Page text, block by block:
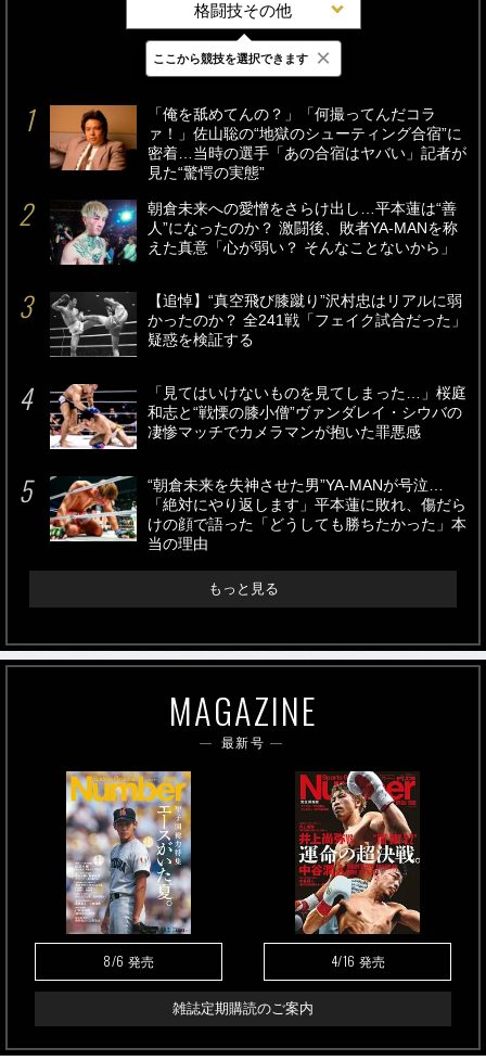
格闘技その他
最新 24時間 週間
「俺を舐めてんの？」「何撮ってんだコラ
ァ！」佐山聡の“地獄のシューティング合宿”に
密着…当時の選手「あの合宿はヤバい」記者が
見た“驚愕の実態”
朝倉未来への愛憎をさらけ出し…平本蓮は“善
人”になったのか？ 激闘後、敗者YA-MANを称
えた真意「心が弱い？ そんなことないから」
【追悼】“真空飛び膝蹴り”沢村忠はリアルに弱
かったのか？ 全241戦「フェイク試合だった」
疑惑を検証する
「見てはいけないものを見てしまった…」桜庭
和志と“戦慄の膝小僧”ヴァンダレイ・シウバの
凄惨マッチでカメラマンが抱いた罪悪感
“朝倉未来を失神させた男”YA-MANが号泣…
「絶対にやり返します」平本蓮に敗れ、傷だら
けの顔で語った「どうしても勝ちたかった」本
当の理由
もっと見る
MAGAZINE
最新号
8/6 発売 4/16 発売
雑誌定期購読のご案内
ここから競技を選択できます ×